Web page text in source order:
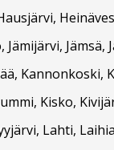
Jämsä,
Kisko,
Lahti,